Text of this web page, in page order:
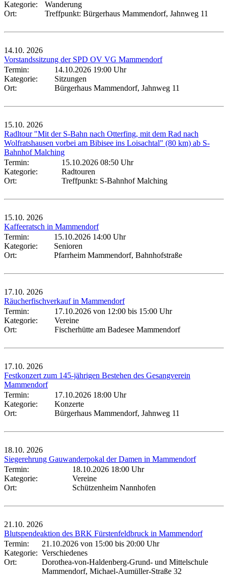
Kategorie:
Wanderung
Ort:
Treffpunkt: Bürgerhaus Mammendorf, Jahnweg 11
14.10. 2026
Vorstandssitzung der SPD OV VG Mammendorf
Termin:
14.10.2026 19:00 Uhr
Kategorie:
Sitzungen
Ort:
Bürgerhaus Mammendorf, Jahnweg 11
15.10. 2026
Radltour "Mit der S-Bahn nach Otterfing, mit dem Rad nach
Wolfratshausen vorbei am Bibisee ins Loisachtal" (80 km) ab S-
Bahnhof Malching
Termin:
15.10.2026 08:50 Uhr
Kategorie:
Radtouren
Ort:
Treffpunkt: S-Bahnhof Malching
15.10. 2026
Kaffeeratsch in Mammendorf
Termin:
15.10.2026 14:00 Uhr
Kategorie:
Senioren
Ort:
Pfarrheim Mammendorf, Bahnhofstraße
17.10. 2026
Räucherfischverkauf in Mammendorf
Termin:
17.10.2026 von 12:00 bis 15:00 Uhr
Kategorie:
Vereine
Ort:
Fischerhütte am Badesee Mammendorf
17.10. 2026
Festkonzert zum 145-jährigen Bestehen des Gesangverein
Mammendorf
Termin:
17.10.2026 18:00 Uhr
Kategorie:
Konzerte
Ort:
Bürgerhaus Mammendorf, Jahnweg 11
18.10. 2026
Siegerehrung Gauwanderpokal der Damen in Mammendorf
Termin:
18.10.2026 18:00 Uhr
Kategorie:
Vereine
Ort:
Schützenheim Nannhofen
21.10. 2026
Blutspendeaktion des BRK Fürstenfeldbruck in Mammendorf
Termin:
21.10.2026 von 15:00 bis 20:00 Uhr
Kategorie: Verschiedenes
Ort:
Dorothea-von-Haldenberg-Grund- und Mittelschule
Mammendorf, Michael-Aumüller-Straße 32